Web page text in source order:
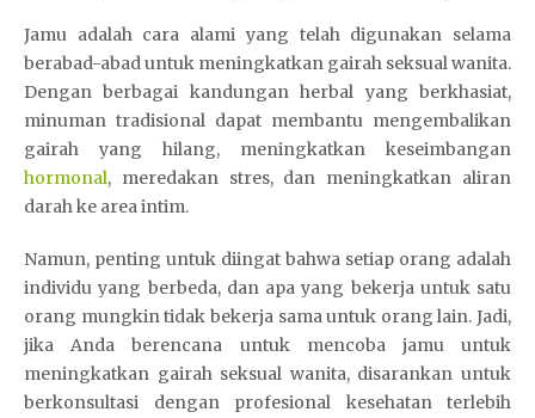
Jamu adalah cara alami yang telah digunakan selama
berabad-abad untuk meningkatkan gairah seksual wanita.
Dengan berbagai kandungan herbal yang berkhasiat,
minuman tradisional dapat membantu mengembalikan
gairah yang hilang, meningkatkan keseimbangan
hormonal, meredakan stres, dan meningkatkan aliran
darah ke area intim.
Namun, penting untuk diingat bahwa setiap orang adalah
individu yang berbeda, dan apa yang bekerja untuk satu
orang mungkin tidak bekerja sama untuk orang lain. Jadi,
jika Anda berencana untuk mencoba jamu untuk
meningkatkan gairah seksual wanita, disarankan untuk
berkonsultasi dengan profesional kesehatan terlebih